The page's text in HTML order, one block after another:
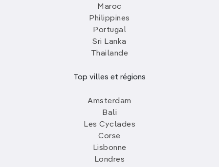
Maroc
Philippines
Portugal
Sri Lanka
Thailande
Top villes et régions
Amsterdam
Bali
Les Cyclades
Corse
Lisbonne
Londres